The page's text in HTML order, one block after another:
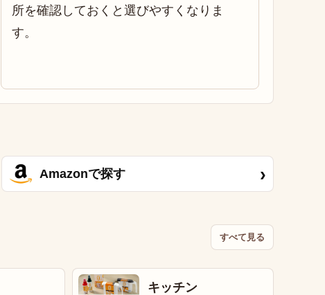
所を確認しておくと選びやすくなりま
す。
Amazonで探す ›
すべて見る
キッチン